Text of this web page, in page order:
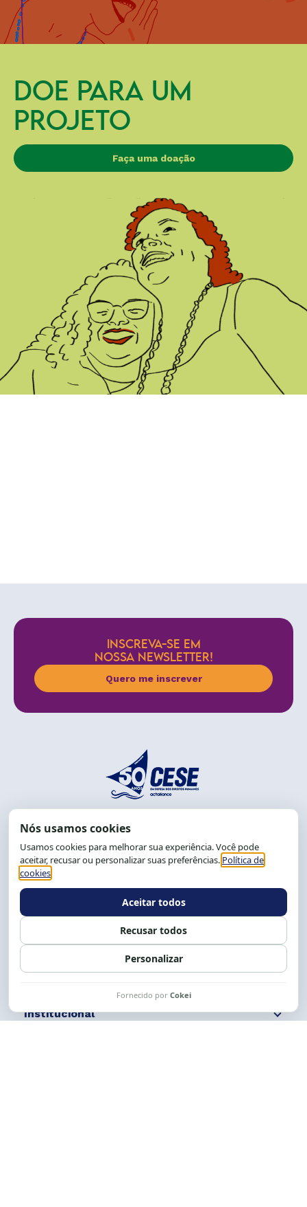
DOE PARA UM
PROJETO
Faça uma doação
INSCREVA-SE EM
NOSSA NEWSLETTER!
Quero me inscrever
End.: R. da Graça, 150. Graça
CEP: 40.150-055
Salvador-BA, Brasil.
Tel.: (71) 2104-5457, Cel.: (71) 9 9239-2104 ou 2105
Expediente: 8h às 12h e 13 às 17h.
Siga nossas redes Fale conosco
Institucional